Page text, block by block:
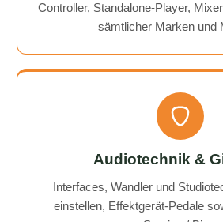
Controller, Standalone-Player,
sämtlicher Marken und
Audiotechnik &
Interfaces, Wandler und
einstellen, Effektgerät-Pedale